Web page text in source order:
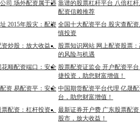
司 场外配资属于违 靠谱的股票杠杆平台 八倍杠
配资信赖推荐
2015年股灾：配资 全国十大配资平台 股灾查配
慎投资
炒股：放大收益，
股票知识网站 网上配资股票
的风险与机遇
顺配资端口：安全 股票配资证监会 开户配资平
捷投资，助您财富增值！
资 易配资平：安全 中国期货配资平台代理 亿晟
台，助您财富增值！
配资：杠杆投资， 最新证券开户费 广东股票配
股市，放大收益！